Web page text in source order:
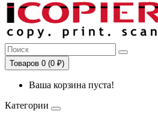
Товаров 0 (0 ₽)
Ваша корзина пуста!
Категории